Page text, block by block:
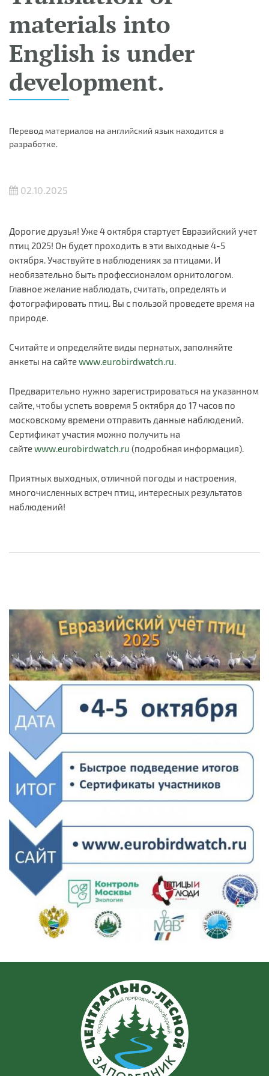
materials into
English is under
development.
Перевод материалов на английский язык находится в
разработке.
02.10.2025
Дорогие друзья! Уже 4 октября стартует Евразийский учет
птиц 2025! Он будет проходить в эти выходные 4-5
октября. Участвуйте в наблюдениях за птицами. И
необязательно быть профессионалом орнитологом.
Главное желание наблюдать, считать, определять и
фотографировать птиц. Вы с пользой проведете время на
природе.
Считайте и определяйте виды пернатых, заполняйте
анкеты на сайтеwww.eurobirdwatch.ru.
Предварительно нужно зарегистрироваться на указанном
сайте, чтобы успеть вовремя 5 октября до 17 часов по
московскому времени отправить данные наблюдений.
Сертификат участия можно получить на
сайтеwww.eurobirdwatch.ru (подробная информация).
Приятных выходных, отличной погоды и настроения,
многочисленных встреч птиц, интересных результатов
наблюдений!